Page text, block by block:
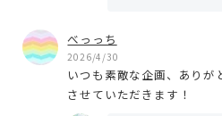
べっっち
2026/4/30
いつも素敵な企画、あり
させていただきます！